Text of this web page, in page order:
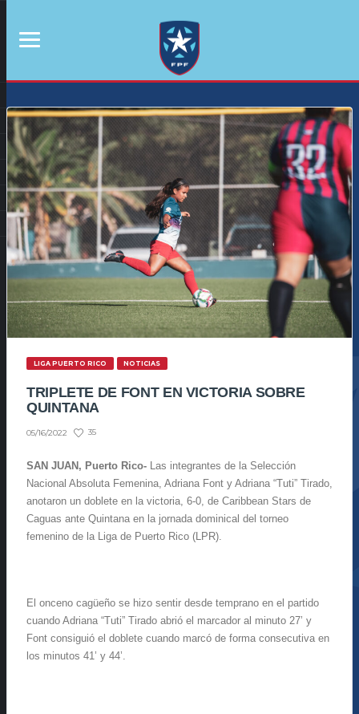
LIGA PUERTO RICO NOTICIAS
TRIPLETE DE FONT EN VICTORIA SOBRE
QUINTANA
05/16/2022 35
SAN JUAN, Puerto Rico- Las integrantes de la Selección
Nacional Absoluta Femenina, Adriana Font y Adriana “Tuti” Tirado,
anotaron un doblete en la victoria, 6-0, de Caribbean Stars de
Caguas ante Quintana en la jornada dominical del torneo
femenino de la Liga de Puerto Rico (LPR).
El onceno cagüeño se hizo sentir desde temprano en el partido
cuando Adriana “Tuti” Tirado abrió el marcador al minuto 27’ y
Font consiguió el doblete cuando marcó de forma consecutiva en
los minutos 41’ y 44’.